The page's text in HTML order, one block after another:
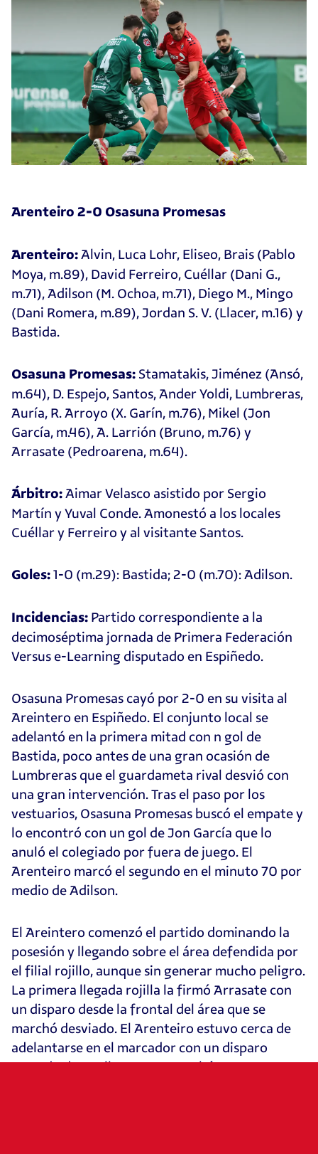
Arenteiro 2-0 Osasuna Promesas
Arenteiro:Alvin, Luca Lohr, Eliseo, Brais (Pablo
Moya, m.89), David Ferreiro, Cuéllar (Dani G.,
m.71), Adilson (M. Ochoa, m.71), Diego M., Mingo
(Dani Romera, m.89), Jordan S. V. (Llacer, m.16) y
Bastida.
Osasuna Promesas: Stamatakis, Jiménez (Ansó,
m.64), D. Espejo, Santos, Ander Yoldi, Lumbreras,
Auría, R. Arroyo (X. Garín, m.76), Mikel (Jon
García, m.46), A. Larrión (Bruno, m.76) y
Arrasate (Pedroarena, m.64).
Árbitro:Aimar Velasco asistido por Sergio
Martín y Yuval Conde. Amonestó a los locales
Cuéllar y Ferreiro y al visitante Santos.
Goles:1-0 (m.29): Bastida; 2-0 (m.70): Adilson.
Incidencias: Partido correspondiente a la
decimoséptima jornada de Primera Federación
Versus e-Learning disputado en Espiñedo.
Osasuna Promesas cayó por 2-0 en su visita al
Areintero en Espiñedo. El conjunto local se
adelantó en la primera mitad con n gol de
Bastida, poco antes de una gran ocasión de
Lumbreras que el guardameta rival desvió con
una gran intervención. Tras el paso por los
vestuarios, Osasuna Promesas buscó el empate y
lo encontró con un gol de Jon García que lo
anuló el colegiado por fuera de juego. El
Arenteiro marcó el segundo en el minuto 70 por
medio de Adilson.
El Areintero comenzó el partido dominando la
posesión y llegando sobre el área defendida por
el filial rojillo, aunque sin generar mucho peligro.
La primera llegada rojilla la firmó Arrasate con
un disparo desde la frontal del área que se
marchó desviado. El Arenteiro estuvo cerca de
adelantarse en el marcador con un disparo
cruzado de Cuellar que se marchó por poco. De